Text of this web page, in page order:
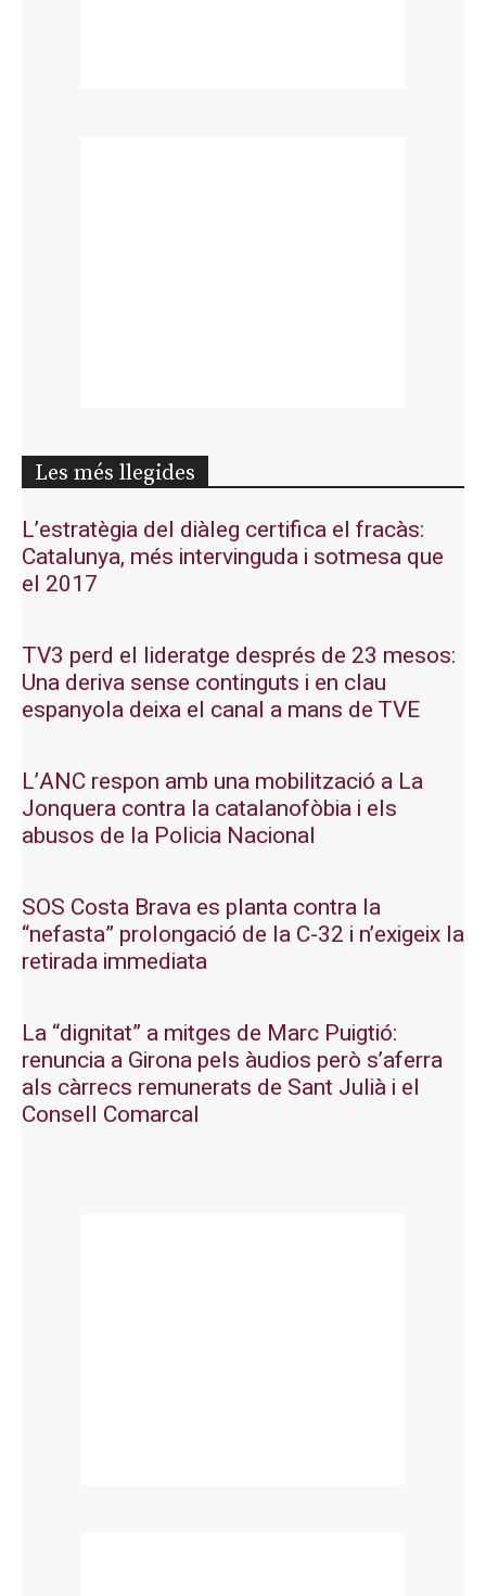
Les més llegides
L’estratègia del diàleg certifica el fracàs:
Catalunya, més intervinguda i sotmesa que
el 2017
TV3 perd el lideratge després de 23 mesos:
Una deriva sense continguts i en clau
espanyola deixa el canal a mans de TVE
L’ANC respon amb una mobilització a La
Jonquera contra la catalanofòbia i els
abusos de la Policia Nacional
SOS Costa Brava es planta contra la
“nefasta” prolongació de la C-32 i n’exigeix la
retirada immediata
La “dignitat” a mitges de Marc Puigtió:
renuncia a Girona pels àudios però s’aferra
als càrrecs remunerats de Sant Julià i el
Consell Comarcal